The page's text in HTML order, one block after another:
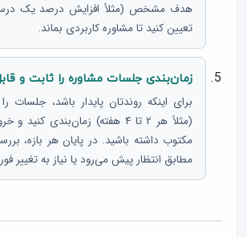
هدف مشخص (مثلاً افزایش درصد یک
تعیین کنید تا مشاوره کاربردی بماند.
زمان‌بندی جلسات مشاوره را ثابت و
برای اینکه روندتان پایدار باشد،
(مثلاً هر ۲ تا ۴ هفته) زمان‌بندی
مکتوب داشته باشید. در پایان هر بازه،
مطابق انتظار پیش می‌رود یا نیاز به تغییر